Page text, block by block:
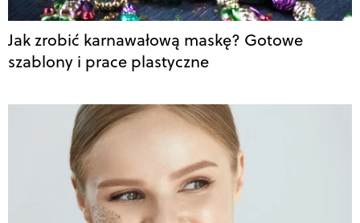
Jak zrobić karnawałową maskę? Gotowe
szablony i prace plastyczne